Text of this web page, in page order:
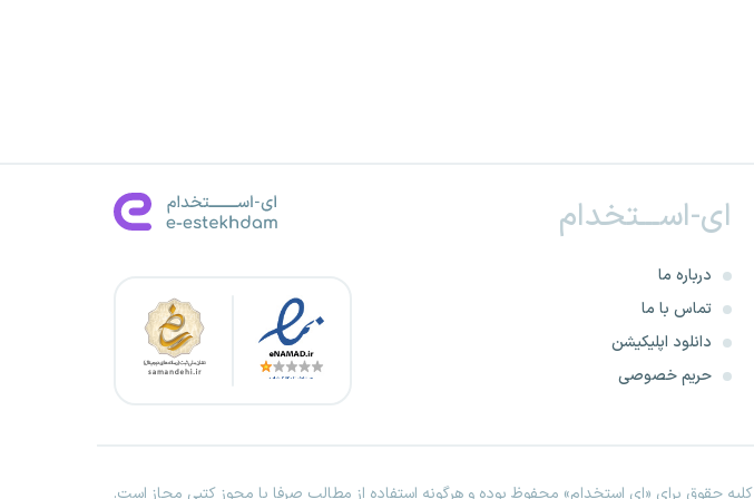
ای-اســـتخدام
درباره ما
تماس با ما
دانلود اپلیکیشن
حریم خصوصی
کلیه حقوق برای «ای استخدام» محفوظ بوده و هرگونه استفاده از مطالب صرفا با مجوز کتبی مجاز است.